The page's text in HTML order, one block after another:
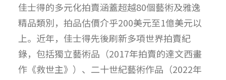
佳士得的多元化拍賣涵蓋超越80個藝術及雅逸
精品類別，拍品估價介乎200美元至1億美元以
上。近年，佳士得先後刷新多項世界拍賣紀
錄，包括獨立藝術品（2017年拍賣的達文西畫
作《救世主》）、二十世紀藝術作品（2022年